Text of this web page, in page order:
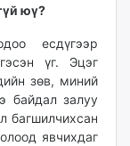
юү?
есдүгээр
үг. Эцэг
зөв, миний
байдал залуу
багшилчихсан
явчихдаг